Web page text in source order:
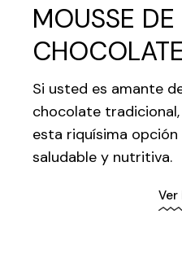
MOUSSE DE
Si usted es amante
chocolate
esta riquísima
saludable y nutritiva.
Ver